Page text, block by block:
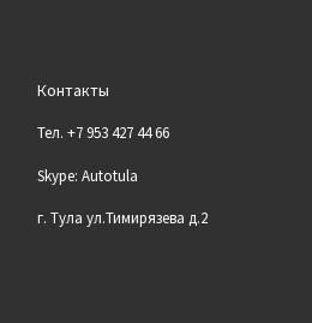
Контакты
Тел. +7 953 427 44 66
Skype: Autotula
г. Тула ул.Тимирязева д.2